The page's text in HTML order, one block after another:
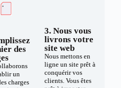
des
un
charges
3. Nous vous
livrons votre
site web
Nous mettons en
ligne un site prêt à
conquérir vos
clients. Vous êtes